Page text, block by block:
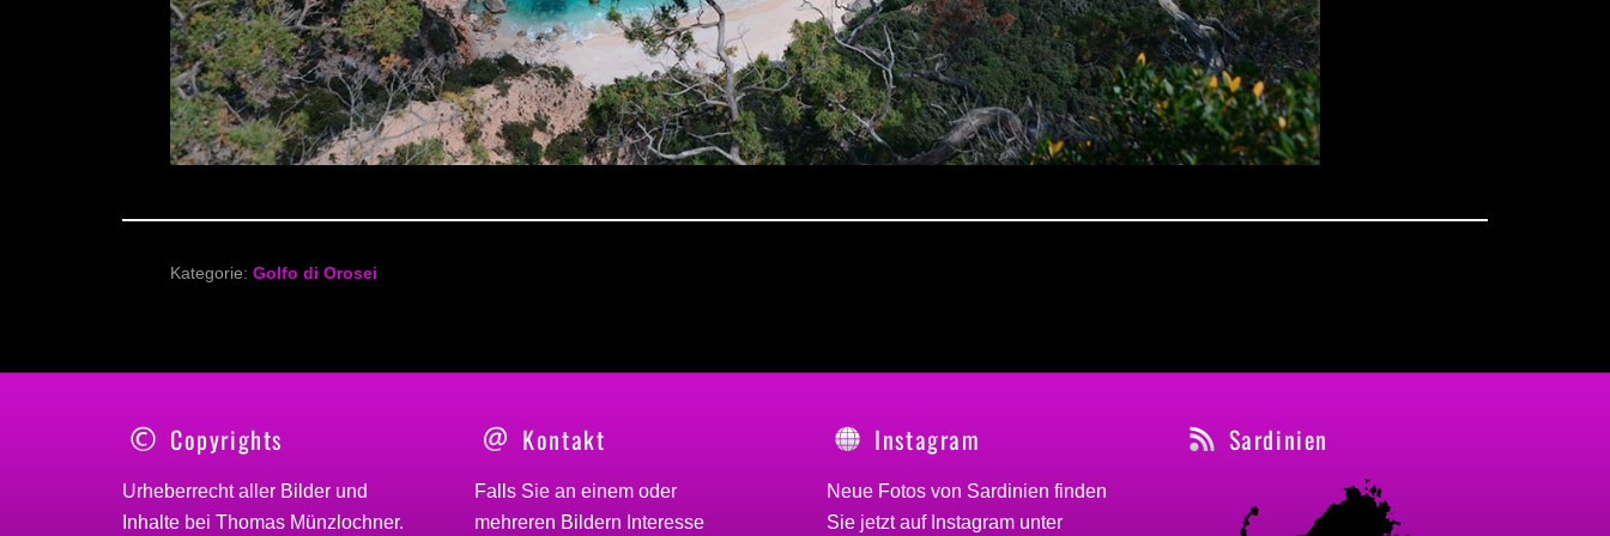
Kategorie: Golfo di Orosei
Copyrights
Urheberrecht aller Bilder und
Inhalte bei Thomas Münzlochner.
Kontakt
Falls Sie an einem oder
mehreren Bildern Interesse
Instagram
Neue Fotos von Sardinien finden
Sie jetzt auf Instagram unter
Sardinien